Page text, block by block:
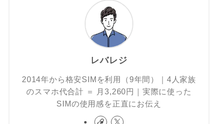
レバレジ
2014年から格安SIMを利用（9年間）｜4人家族
のスマホ代合計 ＝ 月3,260円｜実際に使った
SIMの使用感を正直にお伝え